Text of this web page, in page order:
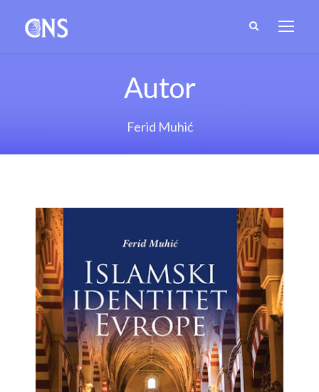
Autor
Ferid Muhić